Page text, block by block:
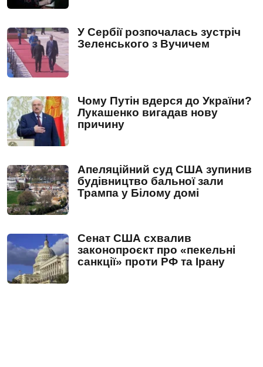
У Сербії розпочалась зустріч
Зеленського з Вучичем
Чому Путін вдерся до України?
Лукашенко вигадав нову
причину
Апеляційний суд США зупинив
будівництво бальної зали
Трампа у Білому домі
Сенат США схвалив
законопроєкт про «пекельні
санкції» проти РФ та Ірану